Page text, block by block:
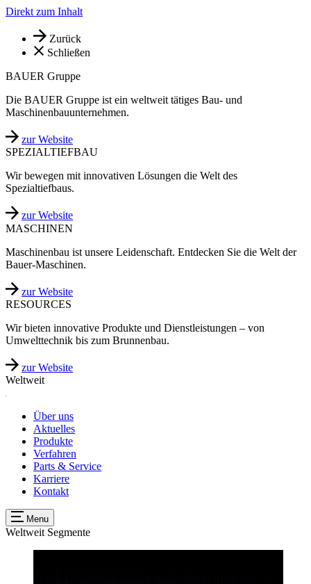
Direkt zum Inhalt
Zurück
Schließen
BAUER Gruppe
Die BAUER Gruppe ist ein weltweit tätiges Bau- und
Maschinenbauunternehmen.
zur Website
SPEZIALTIEFBAU
Wir bewegen mit innovativen Lösungen die Welt des
Spezialtiefbaus.
zur Website
MASCHINEN
Maschinenbau ist unsere Leidenschaft. Entdecken Sie die Welt der
Bauer-Maschinen.
zur Website
RESOURCES
Wir bieten innovative Produkte und Dienstleistungen – von
Umwelttechnik bis zum Brunnenbau.
zur Website
Weltweit
Über uns
Aktuelles
Produkte
Verfahren
Parts & Service
Karriere
Kontakt
Menu
Weltweit Segmente